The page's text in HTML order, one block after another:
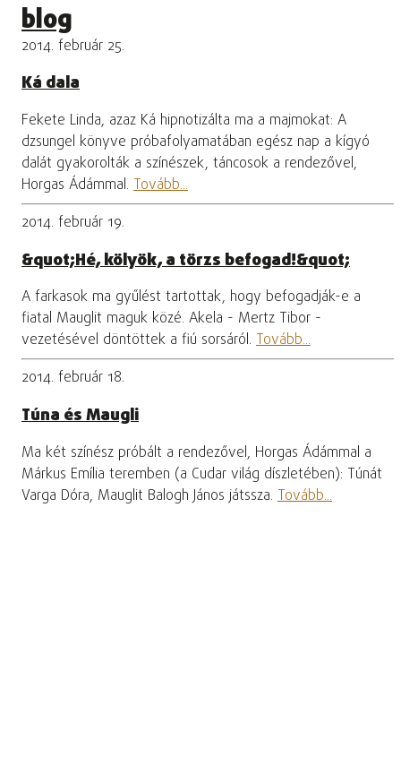
blog
2014. február 25.
Ká dala
Fekete Linda, azaz Ká hipnotizálta ma a majmokat: A
dzsungel könyve próbafolyamatában egész nap a kígyó
dalát gyakorolták a színészek, táncosok a rendezővel,
Horgas Ádámmal. Tovább...
2014. február 19.
&quot;Hé, kölyök, a törzs befogad!&quot;
A farkasok ma gyűlést tartottak, hogy befogadják-e a
fiatal Mauglit maguk közé. Akela - Mertz Tibor -
vezetésével döntöttek a fiú sorsáról. Tovább...
2014. február 18.
Túna és Maugli
Ma két színész próbált a rendezővel, Horgas Ádámmal a
Márkus Emília teremben (a Cudar világ díszletében): Túnát
Varga Dóra, Mauglit Balogh János játssza. Tovább...